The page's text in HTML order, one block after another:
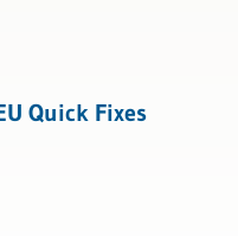
Quick Fixes